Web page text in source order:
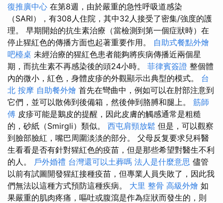
復推廣中心 在第8週，由於嚴重的急性呼吸道感染
（SARI），有308人住院，其中32人接受了密集/強度的護
理。 早期開始的抗生素治療（當檢測到第一個症狀時）在
停止猩紅色的傳播方面也起著重要作用。 自助式餐點外燴
吧檯桌 未經治療的猩紅色患者能夠將疾病傳播近兩個星
期，而抗生素不再感染後的頭24小時。 菲律賓簽證 整個體
內的微小，紅色，身體皮疹的外觀顯示出典型的模式。 台
北 按摩 自助餐外燴 首先在彎曲中，例如可以在肘部注意到
它們，並可以散佈到後備箱，然後伸到胳膊和腿上。 筋師
傅 皮疹可能是鵝皮的提醒，因此皮膚的觸感通常是粗糙
的，砂紙（Smirgli）類似。 西屯肩頸放鬆 但是，可以觀察
到臉部臉紅，嘴巴周圍淡淡的部分。 父母反复要求兒科醫
生看看是否有針對猩紅色的疫苗，但是那些希望對醫生不利
的人。 戶外婚禮 台灣還可以土葬嗎 法人是什麼意思 儘管
以前有試圖開發猩紅接種疫苗，但專業人員失敗了，因此我
們無法以這種方式預防這種疾病。 大里 整骨 高級外燴 如
果嚴重的肌肉疼痛，嘔吐或腹瀉是作為症狀而發生的，則